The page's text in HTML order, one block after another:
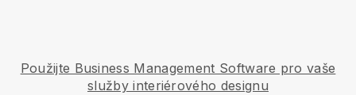
Použijte Business Management Software pro vaše
služby interiérového designu